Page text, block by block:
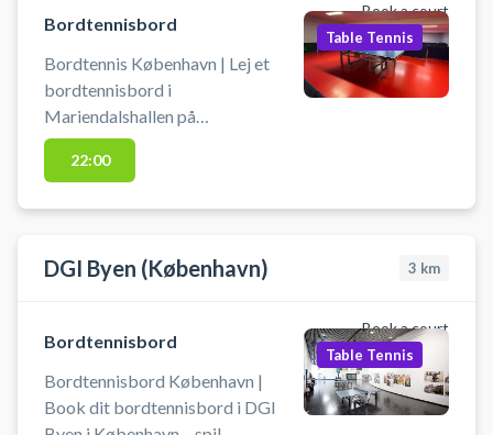
Book a court
Bordtennisbord
Bordtennis København | Lej et
bordtennisbord i
Mariendalshallen på
Frederiksberg. Book et
bordtennisbord og spil bordtennis
bat og bolde.
Table Tennis
22:00
DGI Byen (København) 3 km
Book a court
Bordtennisbord
Bordtennisbord København |
Book dit bordtennisbord i DGI
Table Tennis